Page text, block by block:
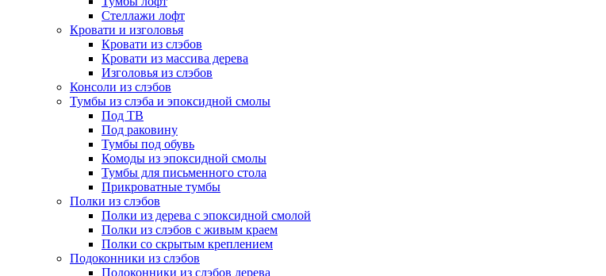
Стеллажи лофт
Кровати и изголовья
Кровати из слэбов
Кровати из массива дерева
Изголовья из слэбов
Консоли из слэбов
Тумбы из слэба и эпоксидной смолы
Под ТВ
Под раковину
Тумбы под обувь
Комоды из эпоксидной смолы
Тумбы для письменного стола
Прикроватные тумбы
Полки из слэбов
Полки из дерева с эпоксидной смолой
Полки из слэбов с живым краем
Полки со скрытым креплением
Подоконники из слэбов
Подоконники из слэбов дерева